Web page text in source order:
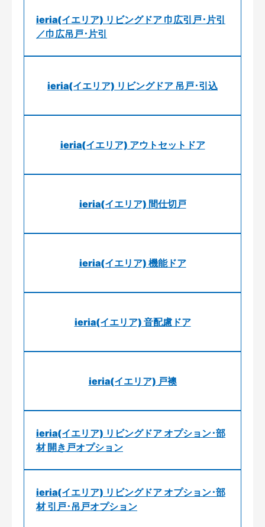
ieria(イエリア) リビングドア 巾広引戸･片引
／巾広吊戸･片引
ieria(イエリア) リビングドア 吊戸･引込
ieria(イエリア) アウトセットドア
ieria(イエリア) 間仕切戸
ieria(イエリア) 機能ドア
ieria(イエリア) 音配慮ドア
ieria(イエリア) 戸襖
ieria(イエリア) リビングドア オプション･部
材 開き戸オプション
ieria(イエリア) リビングドア オプション･部
材 引戸･吊戸オプション